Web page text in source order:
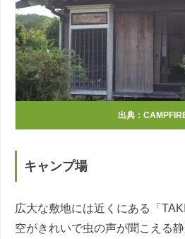
出典：
キャンプ場
広大な敷地には近くにある「
空がきれいで虫の声が聞こえる